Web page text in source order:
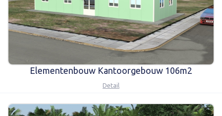
Elementenbouw Kantoorgebouw 106m2
Detail